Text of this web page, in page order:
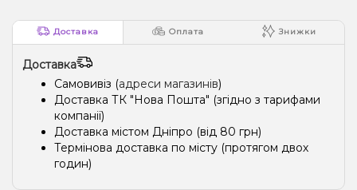
Доставка Оплата Знижки
Доставка
Самовивіз (адреси магазинів)
Доставка ТК "Нова Пошта" (згідно з тарифами
компанії)
Доставка містом Дніпро (від 80 грн)
Термінова доставка по місту (протягом двох
годин)